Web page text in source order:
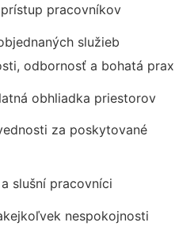
pracovníkov
služieb
odbornosť a bohatá prax
obhliadka priestorov
za poskytované
slušní pracovníci
nespokojnosti